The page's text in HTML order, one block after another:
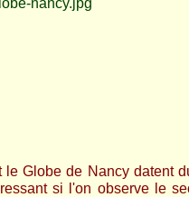
le Globe de Nancy datent
si l'on observe le